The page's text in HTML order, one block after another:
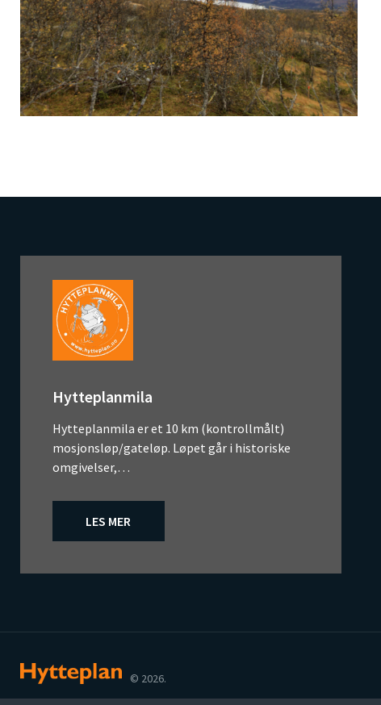
Hytteplanmila
Hytteplanmila er et 10 km (kontrollmålt)
mosjonsløp/gateløp. Løpet går i historiske
omgivelser,…
LES MER
© 2026.